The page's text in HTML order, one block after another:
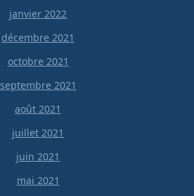
janvier 2022
décembre 2021
octobre 2021
septembre 2021
août 2021
juillet 2021
juin 2021
mai 2021